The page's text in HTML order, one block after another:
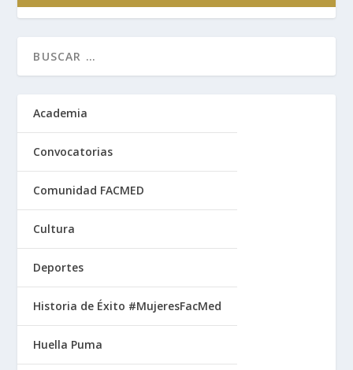
Academia
Convocatorias
Comunidad FACMED
Cultura
Deportes
Historia de Éxito #MujeresFacMed
Huella Puma